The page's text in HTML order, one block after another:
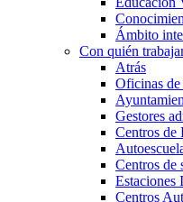
Ámbito
Con quién
Atrás
Oficinas
Gestores
Centros de
Centros de
Estaciones
Centros